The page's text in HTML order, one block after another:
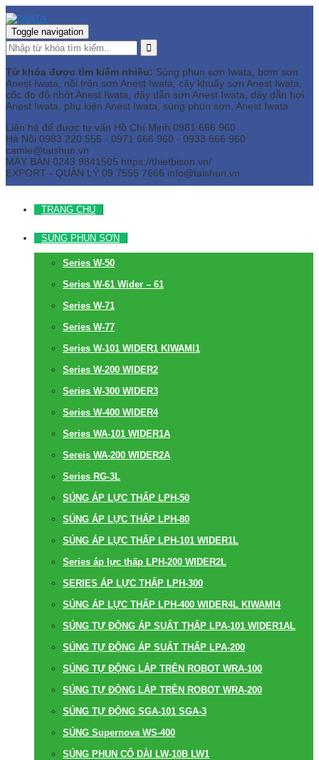
Toggle navigation
Từ khóa được tìm kiếm nhiều: Súng phun sơn Iwata, bơm sơn
Anest Iwata, nồi trộn sơn Anest Iwata, cây khuấy sơn Anest Iwata,
cốc đo độ nhớt Anest Iwata, dây dẫn sơn Anest Iwata, dây dẫn hơi
Anest Iwata, phụ kiện Anest Iwata, súng phun sơn, Anest Iwata
Liên hệ để được tư vấn Hồ Chí Minh 0981 666 960
Hà Nội 0983 220 555 - 0971 666 960 - 0933 666 960
camle@taishun.vn
MÁY BÀN 0243 9841505 https://thietbison.vn/
EXPORT - QUẢN LÝ 09 7555 7666 info@taishun.vn
TRANG CHỦ
SÚNG PHUN SƠN
Series W-50
Series W-61 Wider – 61
Series W-71
Series W-77
Series W-101 WIDER1 KIWAMI1
Series W-200 WIDER2
Series W-300 WIDER3
Series W-400 WIDER4
Series WA-101 WIDER1A
Sereis WA-200 WIDER2A
Series RG-3L
SÚNG ÁP LỰC THẤP LPH-50
SÚNG ÁP LỰC THẤP LPH-80
SÚNG ÁP LỰC THẤP LPH-101 WIDER1L
Series áp lực thấp LPH-200 WIDER2L
SERIES ÁP LỰC THẤP LPH-300
SÚNG ÁP LỰC THẤP LPH-400 WIDER4L KIWAMI4
SÚNG TỰ ĐỘNG ÁP SUẤT THẤP LPA-101 WIDER1AL
SÚNG TỰ ĐỘNG ÁP SUẤT THẤP LPA-200
SÚNG TỰ ĐỘNG LẮP TRÊN ROBOT WRA-100
SÚNG TỰ ĐỘNG LẮP TRÊN ROBOT WRA-200
SÚNG TỰ ĐỘNG SGA-101 SGA-3
SÚNG Supernova WS-400
SÚNG PHUN CỔ DÀI LW-10B LW1